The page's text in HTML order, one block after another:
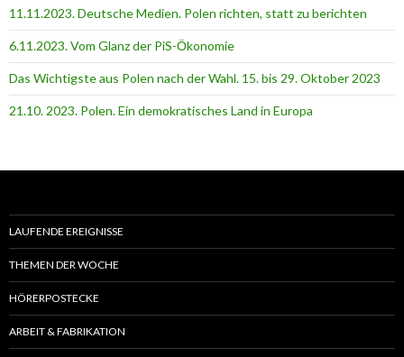
11.11.2023. Deutsche Medien. Polen richten, statt zu berichten
6.11.2023. Vom Glanz der PiS-Ӧkonomie
Das Wichtigste aus Polen nach der Wahl. 15. bis 29. Oktober 2023
21.10. 2023. Polen. Ein demokratisches Land in Europa
LAUFENDE EREIGNISSE
THEMEN DER WOCHE
HÖRERPOSTECKE
ARBEIT & FABRIKATION